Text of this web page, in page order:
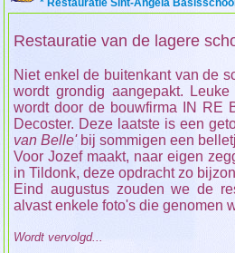
Restauratie van de lagere
Niet enkel de buitenkant van de
wordt grondig aangepakt.
wordt door de bouwfirma IN RE
Decoster. Deze laatste is een
van Belle'bij sommigen een
Voor Jozef maakt, naar eigen
in Tildonk, deze opdracht zo
Eind augustus zouden we de
alvast enkele foto's die genomen
Wordt vervolgd...